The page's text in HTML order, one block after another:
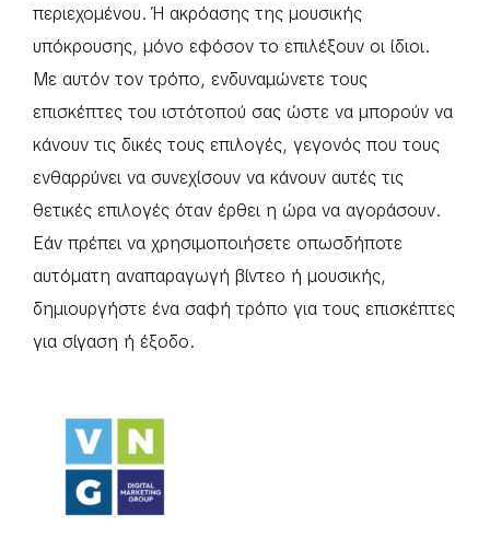
περιεχομένου. Ή ακρόασης της μουσικής
υπόκρουσης, μόνο εφόσον το επιλέξουν οι ίδιοι.
Με αυτόν τον τρόπο, ενδυναμώνετε τους
επισκέπτες του ιστότοπού σας ώστε να μπορούν να
κάνουν τις δικές τους επιλογές, γεγονός που τους
ενθαρρύνει να συνεχίσουν να κάνουν αυτές τις
θετικές επιλογές όταν έρθει η ώρα να αγοράσουν.
Εάν πρέπει να χρησιμοποιήσετε οπωσδήποτε
αυτόματη αναπαραγωγή βίντεο ή μουσικής,
δημιουργήστε ένα σαφή τρόπο για τους επισκέπτες
για σίγαση ή έξοδο.